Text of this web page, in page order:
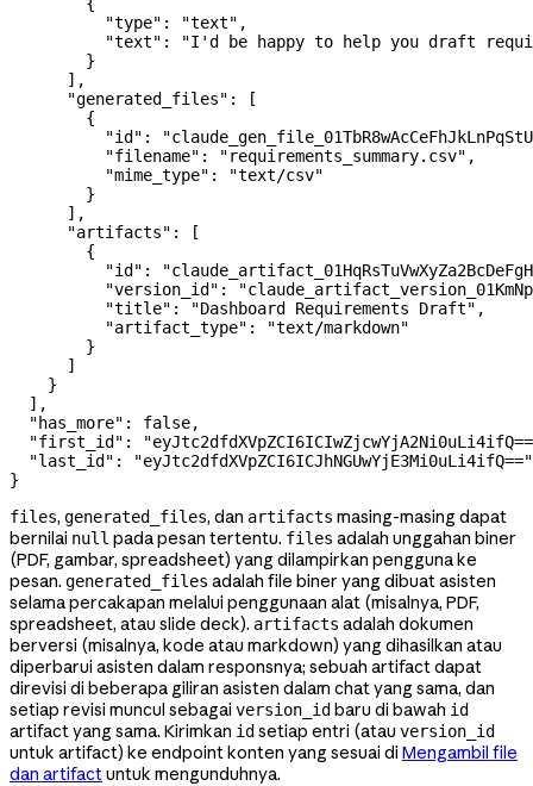
          "type"
: "text" ,
          "text"
:
"I'd be happy to help you draft
        }
      ],
      "generated_files"
: [
        {
          "id"
:
          "filename"
: "requirements_summary.csv" ,
          "mime_type"
:
"text/csv"
        }
      ],
      "artifacts"
: [
        {
          "id"
:
          "version_id"
:
          "title"
: "Dashboard Requirements Draft" ,
          "artifact_type"
:
"text/markdown"
        }
      ]
    }
  ],
  "has_more"
: false,
  "first_id"
:
  "last_id"
:
"eyJtc2dfdXVpZCI6ICJhNGUwYjE3Mi0uLi4ifQ=="
}
files, generated_files, dan artifacts masing-masing dapat
bernilai null pada pesan tertentu. files adalah unggahan biner
(PDF, gambar, spreadsheet) yang dilampirkan pengguna ke
pesan. generated_files adalah file biner yang dibuat asisten
selama percakapan melalui penggunaan alat (misalnya, PDF,
spreadsheet, atau slide deck). artifacts adalah dokumen
berversi (misalnya, kode atau markdown) yang dihasilkan atau
diperbarui asisten dalam responsnya; sebuah artifact dapat
direvisi di beberapa giliran asisten dalam chat yang sama, dan
setiap revisi muncul sebagai version_id baru di bawah id
artifact yang sama. Kirimkan id setiap entri (atau version_id
untuk artifact) ke endpoint konten yang sesuai di Mengambil file
dan artifactuntuk mengunduhnya.